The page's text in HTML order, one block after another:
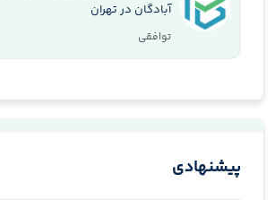
آبادگان در تهران
توافقی
پیشنهادی